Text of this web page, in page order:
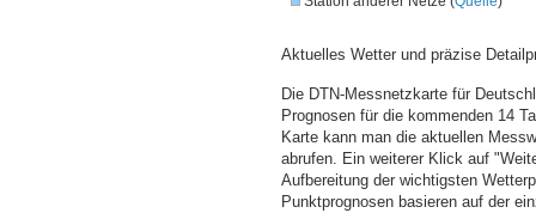
Aktuelles Wetter und präzise
Die DTN-Messnetzkarte für
Prognosen für die kommenden 14
Karte kann man die aktuellen
abrufen. Ein weiterer Klick auf
Aufbereitung der wichtigsten
Punktprognosen basieren auf der